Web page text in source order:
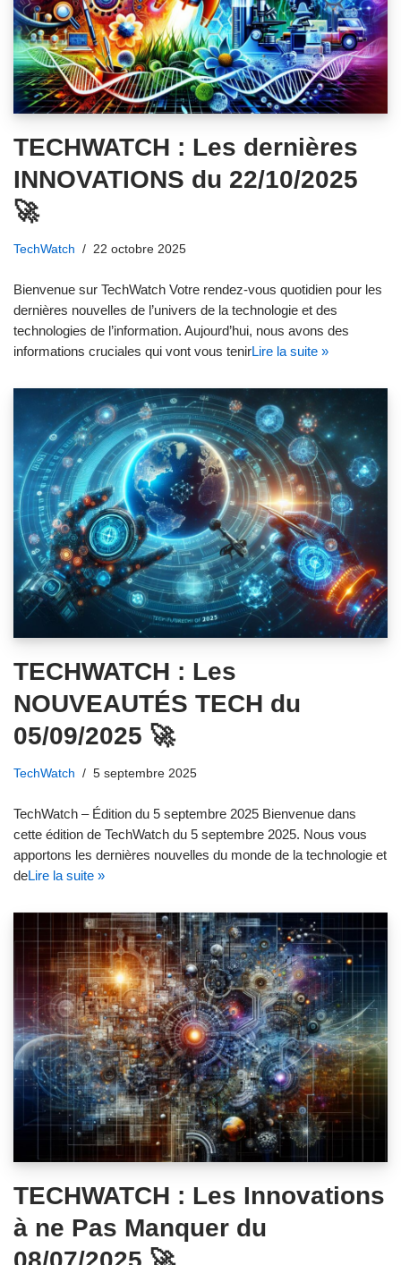
TECHWATCH : Les dernières
INNOVATIONS du 22/10/2025
🚀
TechWatch 22 octobre 2025
Bienvenue sur TechWatch Votre rendez-vous quotidien pour les
dernières nouvelles de l’univers de la technologie et des
technologies de l’information. Aujourd’hui, nous avons des
informations cruciales qui vont vous tenirLire la suite »
TECHWATCH : Les
NOUVEAUTÉS TECH du
05/09/2025 🚀
TechWatch 5 septembre 2025
TechWatch – Édition du 5 septembre 2025 Bienvenue dans
cette édition de TechWatch du 5 septembre 2025. Nous vous
apportons les dernières nouvelles du monde de la technologie et
deLire la suite »
TECHWATCH : Les Innovations
à ne Pas Manquer du